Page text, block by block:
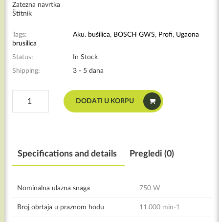
Zatezna navrtka
Štitnik
Tags: Aku. bušilica, BOSCH GWS, Profi, Ugaona
brusilica
Status:
In Stock
Shipping:
3 - 5 dana
Ugaona
brusilica
mm)
količina
DODATI U KORPU
Specifications and details Pregledi (0)
Nominalna ulazna snaga 750 W
Broj obrtaja u praznom hodu 11.000 min-1